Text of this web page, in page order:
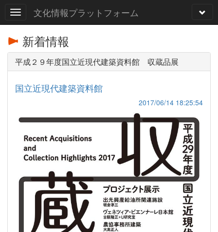
文化情報プラットフォーム
新着情報
平成２９年度国立近現代建築資料館 収蔵品展
国立近現代建築資料館
2017/06/14 18:25:54